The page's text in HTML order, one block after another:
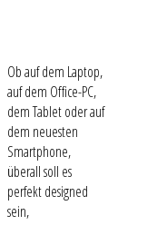
Ob auf dem Laptop,
auf dem Office-PC,
dem Tablet oder auf
dem neuesten
Smartphone,
überall soll es
perfekt designed
sein,